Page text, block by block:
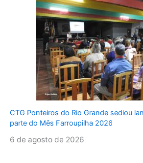
CTG Ponteiros do Rio Grande sediou
parte do Mês Farroupilha 2026
6 de agosto de 2026